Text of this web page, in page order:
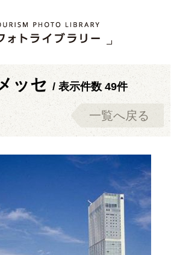
ッセ / 表示件数 49件
一覧へ戻る